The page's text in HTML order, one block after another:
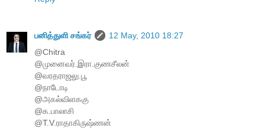
பனித்துளி சங்கர்
12 May, 2010 18:27
@Chitra
@முனைவர்.இரா.குணசீலன்
@வரதராஜலு.பூ
@நாடோடி
@அகல்விளககு
@க.பாலாசி
@T.V.ராதாகிருஷ்ணன்